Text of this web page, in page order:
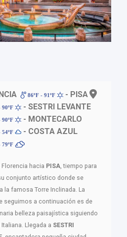
86ºF - 91ºF - PISA
90ºF - SESTRI LEVANTE
90ºF - MONTECARLO
54ºF - COSTA AZUL
79ºF
Florencia hacia PISA, tiempo para
conjunto artístico donde se
la famosa Torre Inclinada. La
seguimos a continuación es de
belleza paisajística siguiendo
Italiana. Llegada a SESTRI